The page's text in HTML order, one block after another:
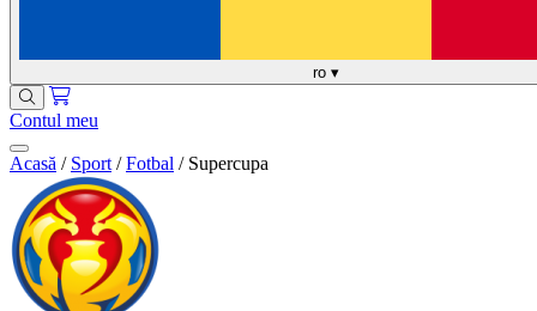
ro ▾
Contul meu
Acasă / Sport / Fotbal / Supercupa